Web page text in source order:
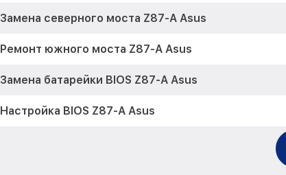
Замена северного моста Z87-A Asus
Ремонт южного моста Z87-A Asus
Замена батарейки BIOS Z87-A Asus
Настройка BIOS Z87-A Asus